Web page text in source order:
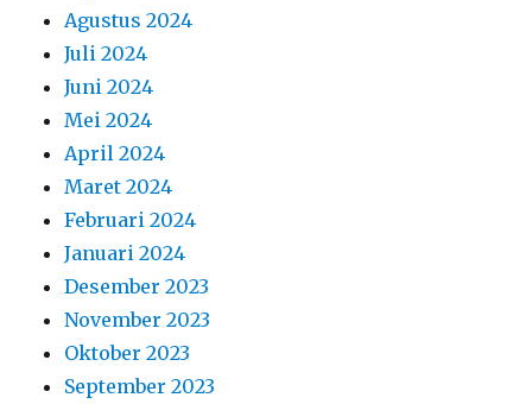
Agustus 2024
Juli 2024
Juni 2024
Mei 2024
April 2024
Maret 2024
Februari 2024
Januari 2024
Desember 2023
November 2023
Oktober 2023
September 2023